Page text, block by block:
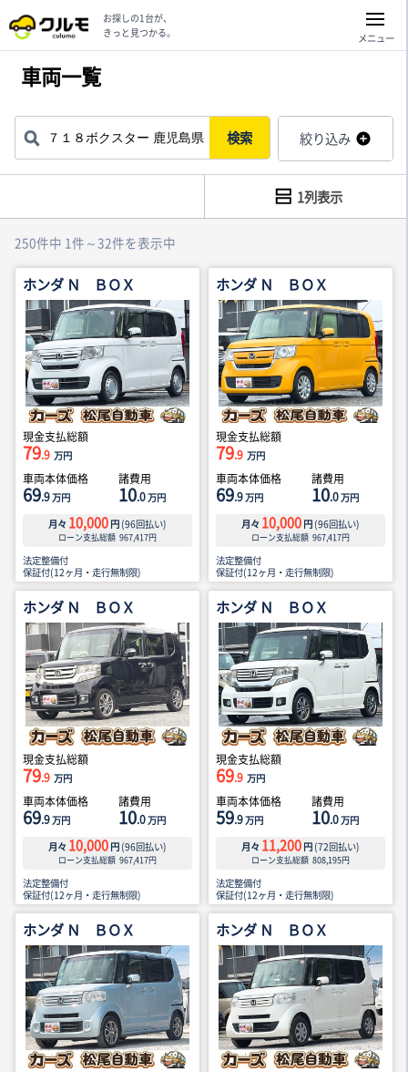
お探しの1台が、
きっと見つかる。
メニュー
車両一覧
検索 絞り込み
250件中 1件～32件を表示中
1列表示
ホンダ Ｎ ＢＯＸ
現金支払総額
79.9 万円
車両本体価格
69.9万円
諸費用
10.0万円
月々 10,000 円 (96回払い)
ローン支払総額 967,417円
法定整備付
保証付(12ヶ月・走行無制限)
ホンダ Ｎ ＢＯＸ
現金支払総額
79.9 万円
車両本体価格
69.9万円
諸費用
10.0万円
月々 10,000 円 (96回払い)
ローン支払総額 967,417円
法定整備付
保証付(12ヶ月・走行無制限)
ホンダ Ｎ ＢＯＸ
現金支払総額
79.9 万円
車両本体価格
69.9万円
諸費用
10.0万円
月々 10,000 円 (96回払い)
ローン支払総額 967,417円
法定整備付
保証付(12ヶ月・走行無制限)
ホンダ Ｎ ＢＯＸ
現金支払総額
69.9 万円
車両本体価格
59.9万円
諸費用
10.0万円
月々 11,200 円 (72回払い)
ローン支払総額 808,195円
法定整備付
保証付(12ヶ月・走行無制限)
ホンダ Ｎ ＢＯＸ ホンダ Ｎ ＢＯＸ